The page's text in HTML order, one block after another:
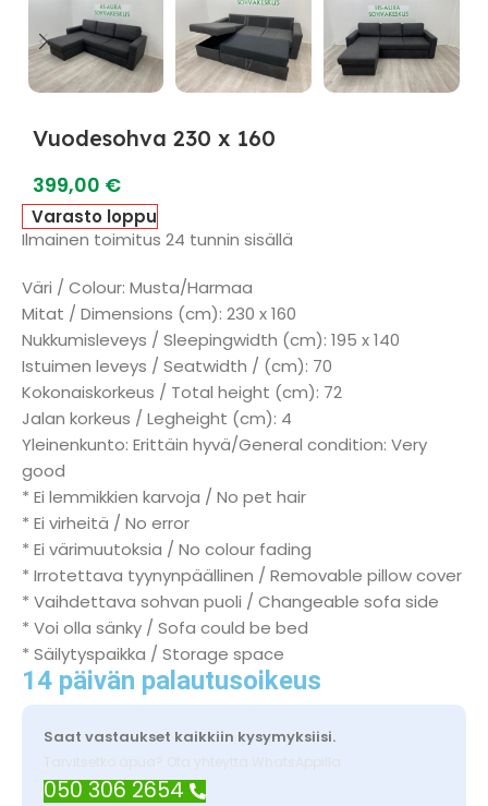
Vuodesohva 230 x 160
399,00 €
Varasto loppu
Ilmainen toimitus 24 tunnin sisällä
Väri / Colour: Musta/Harmaa
Mitat / Dimensions (cm): 230 x 160
Nukkumisleveys / Sleepingwidth (cm): 195 x 140
Istuimen leveys / Seatwidth / (cm): 70
Kokonaiskorkeus / Total height (cm): 72
Jalan korkeus / Legheight (cm): 4
Yleinenkunto: Erittäin hyvä/General condition: Very
good
* Ei lemmikkien karvoja / No pet hair
* Ei virheitä / No error
* Ei värimuutoksia / No colour fading
* Irrotettava tyynynpäällinen / Removable pillow cover
* Vaihdettava sohvan puoli / Changeable sofa side
* Voi olla sänky / Sofa could be bed
* Säilytyspaikka / Storage space
14 päivän palautusoikeus
Saat vastaukset kaikkiin kysymyksiisi.
Tarvitsetko apua? Ota yhteyttä WhatsAppilla
050 306 2654